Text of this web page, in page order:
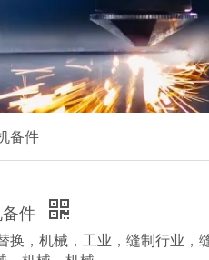
备件
件
，机械，工业，缝制行业，